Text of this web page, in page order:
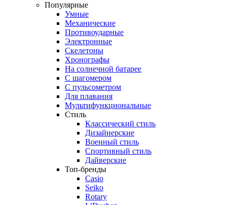
Популярные
Умные
Механические
Противоударные
Электронные
Скелетоны
Хронографы
На солнечной батарее
С шагомером
С пульсометром
Для плавания
Мультифункциональные
Стиль
Классический стиль
Дизайнерские
Военный стиль
Спортивный стиль
Дайверские
Топ-бренды
Casio
Seiko
Rotary